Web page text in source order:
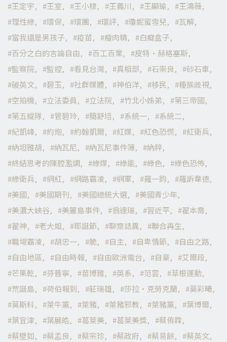
王定宇
王室 王小棣 王義川 王顯瑜
王鴻薇
理性綠
環保 環團 環評 瓊妮蜜雪兒
瓦解
當我還是男孩子
疫苗 瘦肉精
白癡盒子
百分之白的言論自由
百工百業
皮特·赫格塞斯
監察院
監控 看見台灣 真相部 石崇良
砂石車
破英文
碧玉 社群媒體 神伯洋 移民
種族歧視
空拍機
立法委員 立法院 竹北小姊弟
第三帝國
第五縱隊
管碧玲 簡舒培 系統一
系統二
紀凱峰
約炮 約翰凱爾 紅媒 紅色恐慌
紅衛兵
納坦雅胡
納瓦尼 納瓦尼事件簿
納粹
終結思考的陳腔濫調
綠媒 綠能 綠色
綠色恐怖
綠衛兵
網紅 網路霸凌 網軍 羅一鈞
羅訴韋德
美國
美國期刊 美國總統大選
美國青少年
美濃大峽谷
美麗島事件 翁達瑞 習近平
翟本喬
翟神
老大姐 耶誕節 聊齋誌異
聯合再生
職場霸凌
胡忠一 脆 自主 自卑情節
自由之路
自由地區
自由時報 自由歐洲電台 自豪
艾爾段
芒果乾
芬普寧 苗博雅 英系 范雲
草根運動
荒誕島
荷伯報到 莊瑞雄 莎拉·克勞克蘭
莫彩曦
莫斯科
萊牛黨 萊豬 萊豬邪教 萊豬黨
葉博爾
葉宜津
葉展皓 葛萊美 葛萊美獎
蔡侑霖
蔡壁如
蔡孟良 蔡宗珍 蔡政府 蔡易餘
蔡英文